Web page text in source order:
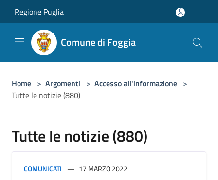
Regione Puglia
Comune di Foggia
Home > Argomenti > Accesso all'informazione >
Tutte le notizie (880)
Tutte le notizie (880)
COMUNICATI 17 MARZO 2022